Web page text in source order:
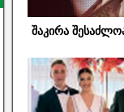
შაკირა